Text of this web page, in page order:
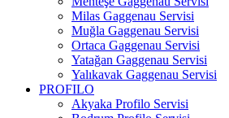
Milas Gaggenau Servisi
Muğla Gaggenau Servisi
Ortaca Gaggenau Servisi
Yatağan Gaggenau Servisi
Yalıkavak Gaggenau Servisi
PROFILO
Akyaka Profilo Servisi